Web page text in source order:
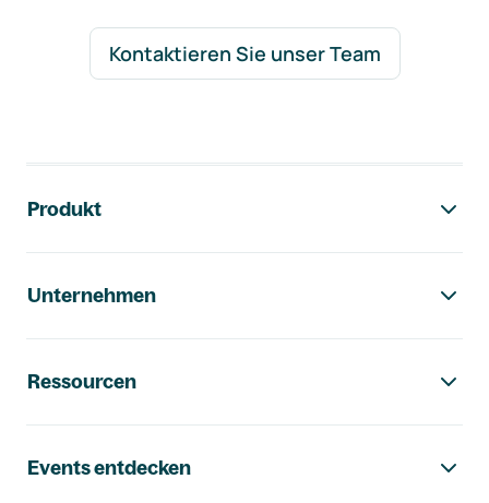
Kontaktieren Sie unser Team
Produkt
Unternehmen
Ressourcen
Events entdecken